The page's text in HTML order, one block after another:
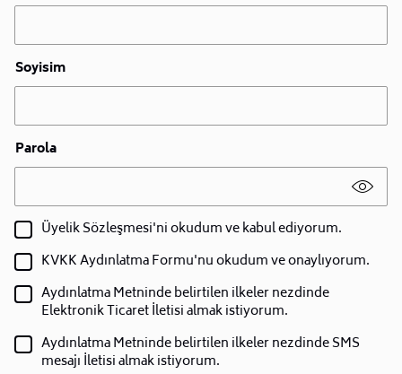
Soyisim
Parola
Üyelik Sözleşmesi'ni okudum ve kabul ediyorum.
KVKK Aydınlatma Formu'nu okudum ve onaylıyorum.
Aydınlatma Metninde belirtilen ilkeler nezdinde
Elektronik Ticaret İletisi almak istiyorum.
Aydınlatma Metninde belirtilen ilkeler nezdinde SMS
mesajı İletisi almak istiyorum.